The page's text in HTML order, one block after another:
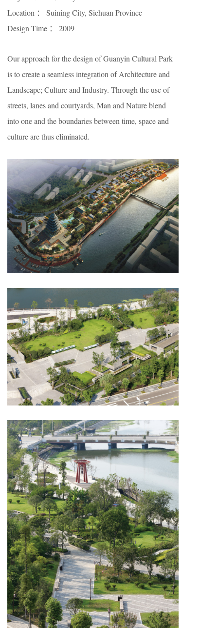
Location ： Suining City, Sichuan Province
Design Time ： 2009
Our approach for the design of Guanyin Cultural Park
is to create a seamless integration of Architecture and
Landscape; Culture and Industry. Through the use of
streets, lanes and courtyards, Man and Nature blend
into one and the boundaries between time, space and
culture are thus eliminated.